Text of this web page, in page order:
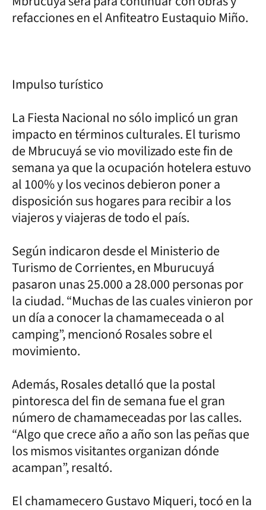
refacciones en el Anfiteatro Eustaquio Miño.
Impulso turístico
La Fiesta Nacional no sólo implicó un gran
impacto en términos culturales. El turismo
de Mbrucuyá se vio movilizado este fin de
semana ya que la ocupación hotelera estuvo
al 100% y los vecinos debieron poner a
disposición sus hogares para recibir a los
viajeros y viajeras de todo el país.
Según indicaron desde el Ministerio de
Turismo de Corrientes, en Mburucuyá
pasaron unas 25.000 a 28.000 personas por
la ciudad. “Muchas de las cuales vinieron por
un día a conocer la chamameceada o al
camping”, mencionó Rosales sobre el
movimiento.
Además, Rosales detalló que la postal
pintoresca del fin de semana fue el gran
número de chamameceadas por las calles.
“Algo que crece año a año son las peñas que
los mismos visitantes organizan dónde
acampan”, resaltó.
El chamamecero Gustavo Miqueri, tocó en la